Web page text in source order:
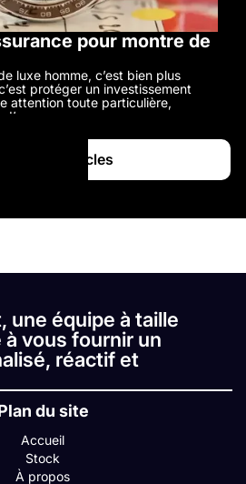
pour montre de
luxe homme, c’est bien plus
protéger un investissement
attention toute particulière,
tous les articles
une équipe à taille
vous fournir un
réactif et
du site
Accueil
Stock
À propos